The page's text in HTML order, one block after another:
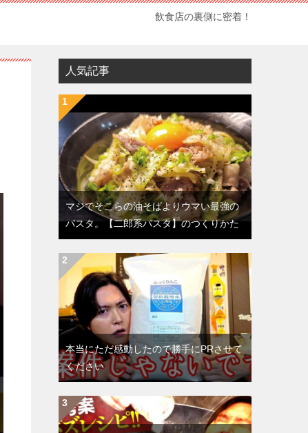
飲食店の裏側に密着！
人気記事
マジでそこらの油そばよりウマい最強の
パスタ。【二郎系パスタ】のつくりかた
本当にただ感動したので勝手にPRさせて
ください